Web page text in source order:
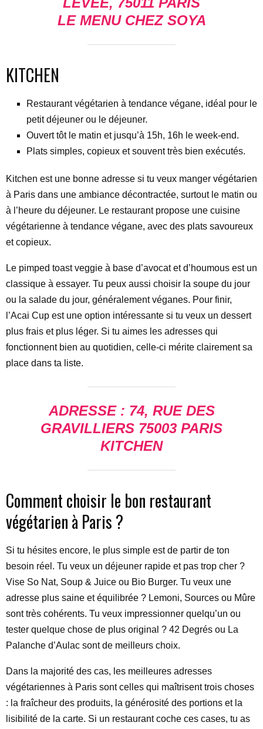
LE MENU CHEZ SOYA
KITCHEN
Restaurant végétarien à tendance végane, idéal pour le
petit déjeuner ou le déjeuner.
Ouvert tôt le matin et jusqu’à 15h, 16h le week-end.
Plats simples, copieux et souvent très bien exécutés.
Kitchen est une bonne adresse si tu veux manger végétarien
à Paris dans une ambiance décontractée, surtout le matin ou
à l’heure du déjeuner. Le restaurant propose une cuisine
végétarienne à tendance végane, avec des plats savoureux
et copieux.
Le pimped toast veggie à base d’avocat et d’houmous est un
classique à essayer. Tu peux aussi choisir la soupe du jour
ou la salade du jour, généralement véganes. Pour finir,
l’Acai Cup est une option intéressante si tu veux un dessert
plus frais et plus léger. Si tu aimes les adresses qui
fonctionnent bien au quotidien, celle-ci mérite clairement sa
place dans ta liste.
ADRESSE : 74, RUE DES
GRAVILLIERS 75003 PARIS
KITCHEN
Comment choisir le bon restaurant
végétarien à Paris ?
Si tu hésites encore, le plus simple est de partir de ton
besoin réel. Tu veux un déjeuner rapide et pas trop cher ?
Vise So Nat, Soup & Juice ou Bio Burger. Tu veux une
adresse plus saine et équilibrée ? Lemoni, Sources ou Mûre
sont très cohérents. Tu veux impressionner quelqu’un ou
tester quelque chose de plus original ? 42 Degrés ou La
Palanche d’Aulac sont de meilleurs choix.
Dans la majorité des cas, les meilleures adresses
végétariennes à Paris sont celles qui maîtrisent trois choses
: la fraîcheur des produits, la générosité des portions et la
lisibilité de la carte. Si un restaurant coche ces cases, tu as